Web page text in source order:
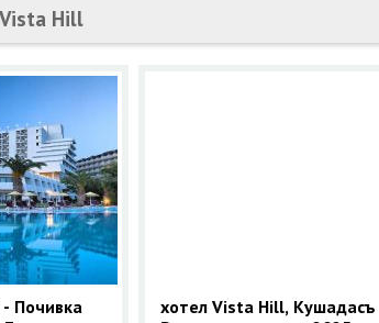
Hill
Почивка
хотел Vista Hill, Кушадасъ